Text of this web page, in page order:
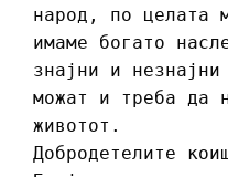
народ, по целата
имаме богато
знајни и
можат и треба да
животот.
Добродетелите